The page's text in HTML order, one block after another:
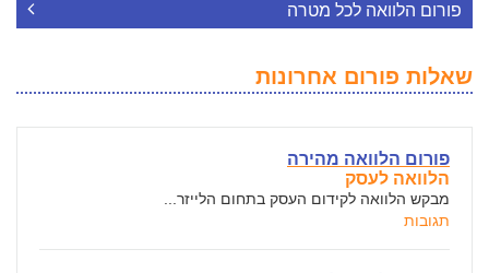
פורום הלוואה לכל מטרה
שאלות פורום אחרונות
פורום הלוואה מהירה
הלוואה לעסק
מבקש הלוואה לקידום העסק בתחום הלייזר...
תגובות